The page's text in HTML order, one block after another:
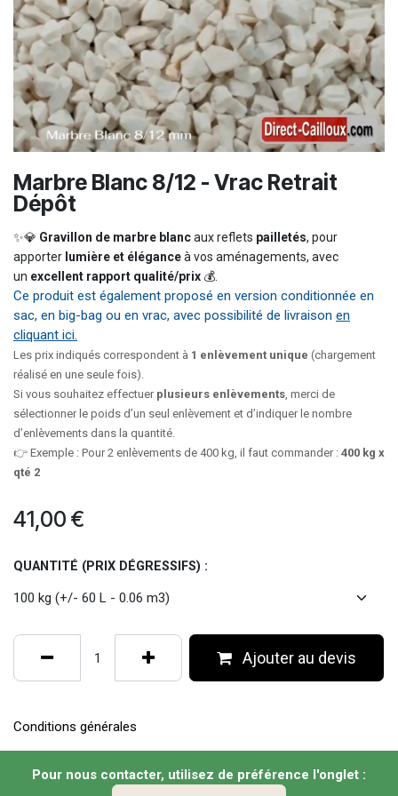
Marbre Blanc 8/12 - Vrac Retrait
Dépôt
✨💎 Gravillon de marbre blancaux reflets pailletés, pour
apporter lumière et éléganceà vos aménagements, avec
un excellent rapport qualité/prix 💰.
Ce produit est également proposé en version conditionnée en
sac, en big-bag ou en vrac, avec possibilité de livraison en
cliquant ici.
Les prix indiqués correspondent à 1 enlèvement unique (chargement
réalisé en une seule fois).
Si vous souhaitez effectuer plusieurs enlèvements, merci de
sélectionner le poids d’un seul enlèvement et d’indiquer le nombre
d’enlèvements dans la quantité.
👉 Exemple : Pour 2 enlèvements de 400 kg, il faut commander : 400 kg x
qté 2
41,00 €
QUANTITÉ (PRIX DÉGRESSIFS) :
Ajouter au devis
Conditions générales
Pour nous contacter, utilisez de préférence l'onglet :